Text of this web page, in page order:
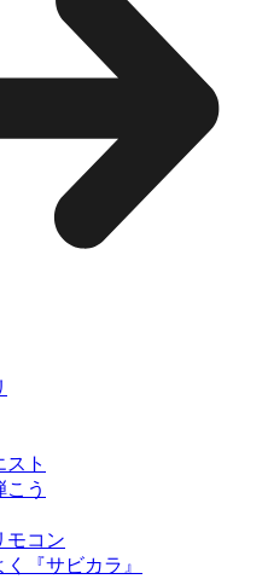
ト
う
モコン
『サビカラ』